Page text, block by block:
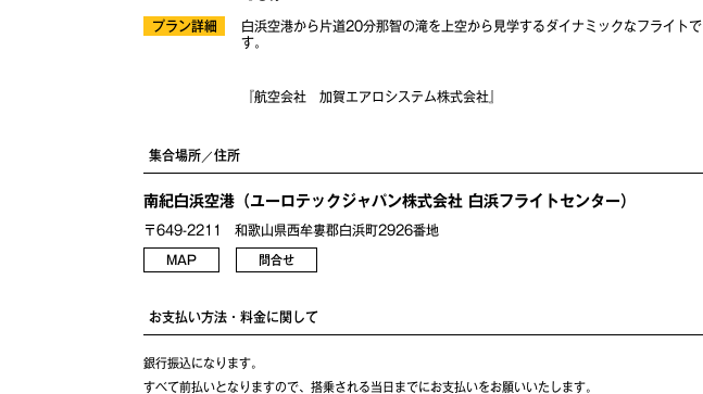
プラン詳細
白浜空港から片道20分那智の滝を上空から見学するダイナミックなフライトで
す。
『航空会社 加賀エアロシステム株式会社』
集合場所／住所
南紀白浜空港（ユーロテックジャパン株式会社 白浜フライトセンター）
〒649-2211 和歌山県西牟婁郡白浜町2926番地
MAP 問合せ
お支払い方法・料金に関して
銀行振込になります。
すべて前払いとなりますので、搭乗される当日までにお支払いをお願いいたします。